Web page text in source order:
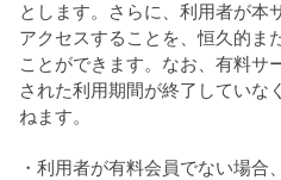
とします。さらに、利用者が本
アクセスすることを、恒久的ま
ことができます。なお、有料サ
された利用期間が終了していな
ねます。
・利用者が有料会員でない場合